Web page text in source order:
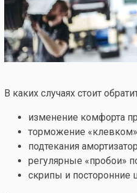
В каких случаях стоит
изменение комфорта
торможение
подтекания
регулярные «пробои»
скрипы и